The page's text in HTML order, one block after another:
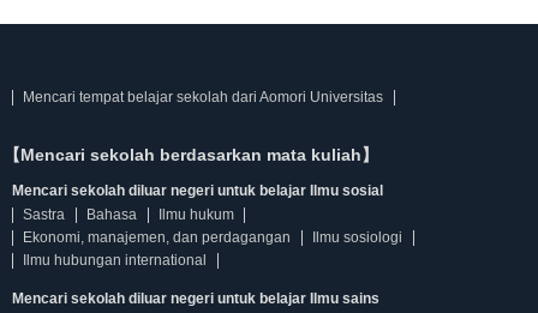
Mencari tempat belajar sekolah dari Aomori Universitas
【Mencari sekolah berdasarkan mata kuliah】
Mencari sekolah diluar negeri untuk belajar Ilmu sosial
Sastra
Bahasa
Ilmu hukum
Ekonomi, manajemen, dan perdagangan
Ilmu sosiologi
Ilmu hubungan international
Mencari sekolah diluar negeri untuk belajar Ilmu sains